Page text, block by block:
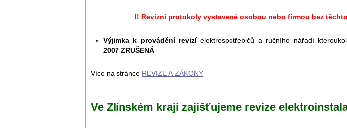
!! Revizní protokoly vystavené osobou nebo firmou bez
Výjimka k provádění revizíelektrospotřebičů a ručního nářadí
2007 ZRUŠENÁ
Více na stránce REVIZE A ZÁKONY
Ve Zlínském kraji zajišťujeme revize